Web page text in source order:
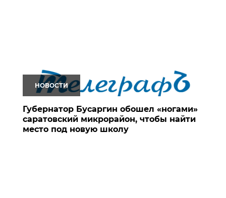
НОВОСТИ
Губернатор Бусаргин обошел «ногами»
саратовский микрорайон, чтобы найти
место под новую школу